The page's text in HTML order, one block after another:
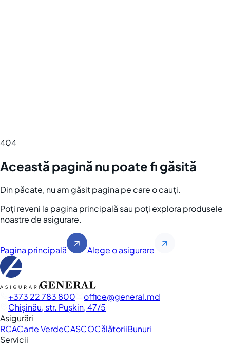
404
Această pagină nu poate fi găsită
Din păcate, nu am găsit pagina pe care o cauți.
Poți reveni la pagina principală sau poți explora produsele
noastre de asigurare.
Pagina principală Alege o asigurare
+373 22 783 800 office
general.md
Chișinău, str. Pușkin, 47/5
Asigurări
RCACarte VerdeCASCOCălătoriiBunuri
Servicii